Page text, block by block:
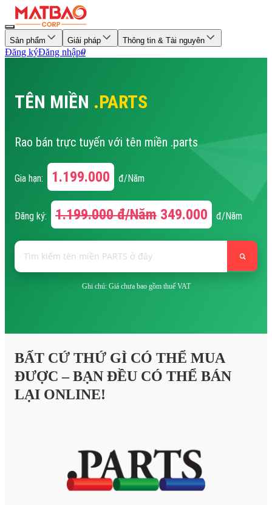
Sản phẩm Giải pháp Thông tin & Tài nguyên
Đăng kýĐăng nhập0
TÊN MIỀN .PARTS
Rao bán trực tuyến với tên miền .parts
Gia hạn: 1.199.000 đ/Năm
Đăng ký: 1.199.000 đ/Năm 349.000 đ/Năm
Ghi chú: Giá chưa bao gồm thuế VAT
BẤT CỨ THỨ GÌ CÓ THỂ MUA
ĐƯỢC – BẠN ĐỀU CÓ THỂ BÁN
LẠI ONLINE!